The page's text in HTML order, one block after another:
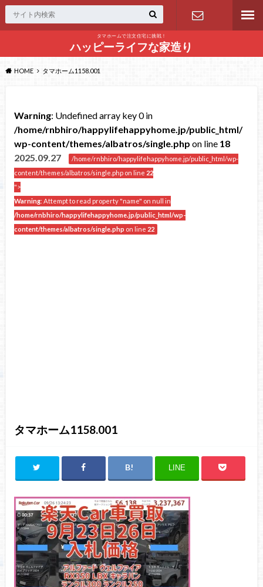
タマホームで注文住宅に挑戦！
ハッピーライフな家造り問い合わせ
HOME タマホーム1158.001
Warning: Undefined array key 0 in
/home/rnbhiro/happylifehappyhome.jp/public_html/
wp-content/themes/albatros/single.php on line 18
2025.09.27
/home/rnbhiro/happylifehappyhome.jp/public_html/wp-
content/themes/albatros/single.php on line 22
">
Warning: Attempt to read property "name" on null in
/home/rnbhiro/happylifehappyhome.jp/public_html/wp-
content/themes/albatros/single.php on line 22
タマホーム1158.001
LINE